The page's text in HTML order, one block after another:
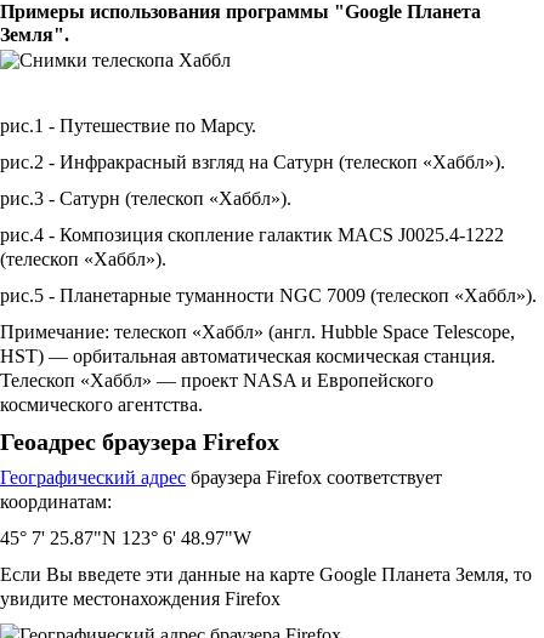
Примеры использования программы "Google Планета
Земля".
рис.1 - Путешествие по Марсу.
рис.2 - Инфракрасный взгляд на Сатурн (телескоп «Хаббл»).
рис.3 - Сатурн (телескоп «Хаббл»).
рис.4 - Композиция скопление галактик MACS J0025.4-1222
(телескоп «Хаббл»).
рис.5 - Планетарные туманности NGC 7009 (телескоп «Хаббл»).
Примечание: телескоп «Хаббл» (англ. Hubble Space Telescope,
HST) — орбитальная автоматическая космическая станция.
Телескоп «Хаббл» — проект NASA и Европейского
космического агентства.
Геоадрес браузера Firefox
Географический адрес браузера Firefox соответствует
координатам:
45° 7' 25.87"N 123° 6' 48.97"W
Если Вы введете эти данные на карте Google Планета Земля, то
увидите местонахождения Firefox